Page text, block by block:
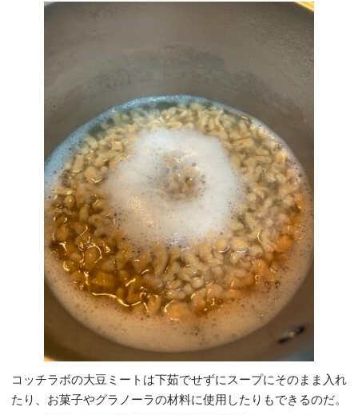
コッチラボの大豆ミートは下茹でせずにスープにそのまま入れ
たり、お菓子やグラノーラの材料に使用したりもできるのだ。